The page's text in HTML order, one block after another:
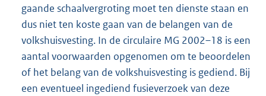
gaande schaalvergroting moet ten dienste staan en
dus niet ten koste gaan van de belangen van de
volkshuisvesting. In de circulaire MG 2002–18 is een
aantal voorwaarden opgenomen om te beoordelen
of het belang van de volkshuisvesting is gediend. Bij
een eventueel ingediend fusieverzoek van deze